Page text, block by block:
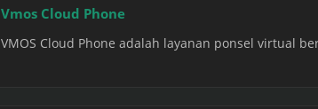
Vmos Cloud Phone
VMOS Cloud Phone adalah layanan ponsel virtual